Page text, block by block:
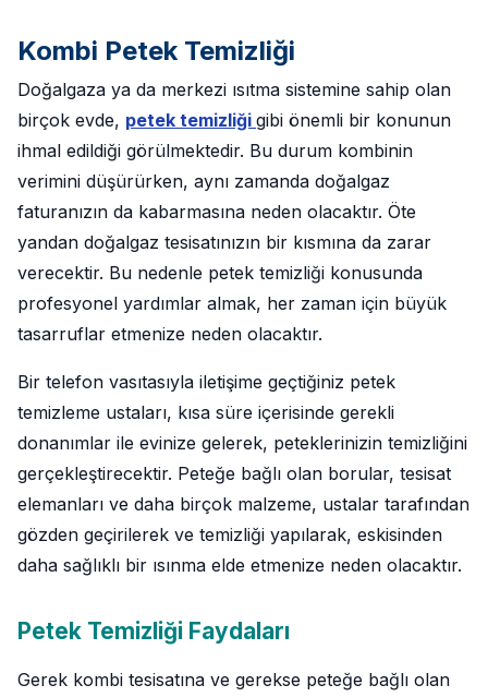
Kombi Petek Temizliği
Doğalgaza ya da merkezi ısıtma sistemine sahip olan
birçok evde, petek temizliği gibi önemli bir konunun
ihmal edildiği görülmektedir. Bu durum kombinin
verimini düşürürken, aynı zamanda doğalgaz
faturanızın da kabarmasına neden olacaktır. Öte
yandan doğalgaz tesisatınızın bir kısmına da zarar
verecektir. Bu nedenle petek temizliği konusunda
profesyonel yardımlar almak, her zaman için büyük
tasarruflar etmenize neden olacaktır.
Bir telefon vasıtasıyla iletişime geçtiğiniz petek
temizleme ustaları, kısa süre içerisinde gerekli
donanımlar ile evinize gelerek, peteklerinizin temizliğini
gerçekleştirecektir. Peteğe bağlı olan borular, tesisat
elemanları ve daha birçok malzeme, ustalar tarafından
gözden geçirilerek ve temizliği yapılarak, eskisinden
daha sağlıklı bir ısınma elde etmenize neden olacaktır.
Petek Temizliği Faydaları
Gerek kombi tesisatına ve gerekse peteğe bağlı olan